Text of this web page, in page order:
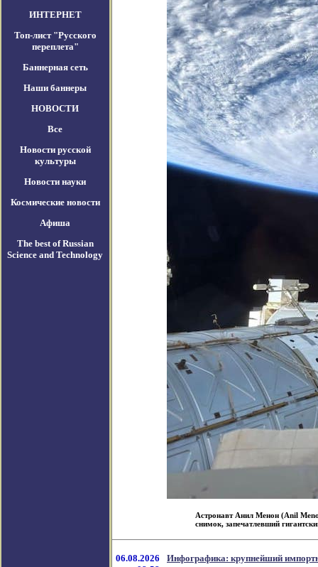
ИНТЕРНЕТ
Топ-лист "Русского
переплета"
Баннерная сеть
Наши баннеры
НОВОСТИ
Все
Новости русской
культуры
Новости науки
Космические новости
Афиша
The best of Russian
Science and Technology
Астронавт Анил Менон (Anil
снимок, запечатлевший
06.08.2026
Инфографика: крупнейший